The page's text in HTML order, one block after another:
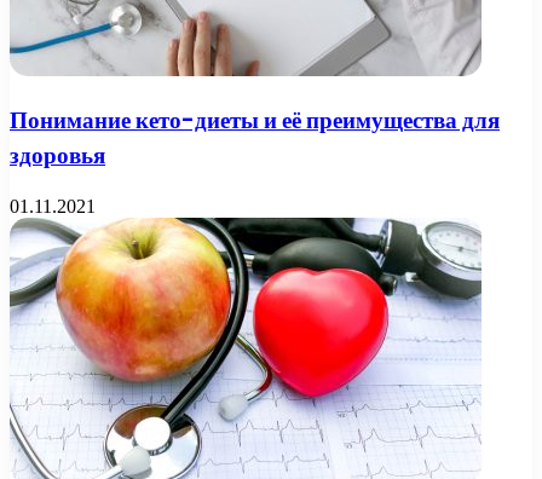
Понимание кето-диеты и её преимущества для
здоровья
01.11.2021